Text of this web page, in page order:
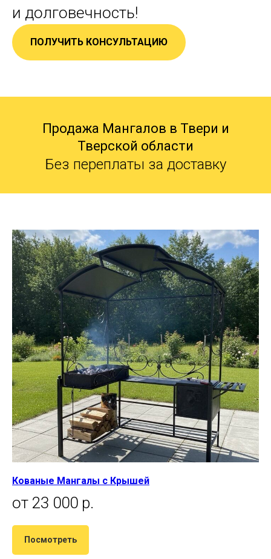
и долговечность!
ПОЛУЧИТЬ КОНСУЛЬТАЦИЮ
Продажа Мангалов в Твери и
Тверской области
Без переплаты за доставку
Кованые Мангалы с Крышей
от 23 000 р.
Посмотреть